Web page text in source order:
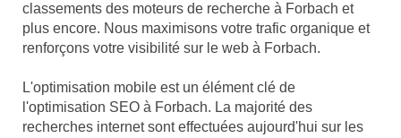
classements des moteurs de recherche à Forbach et
plus encore. Nous maximisons votre trafic organique et
renforçons votre visibilité sur le web à Forbach.
L'optimisation mobile est un élément clé de
l'optimisation SEO à Forbach. La majorité des
recherches internet sont effectuées aujourd'hui sur les